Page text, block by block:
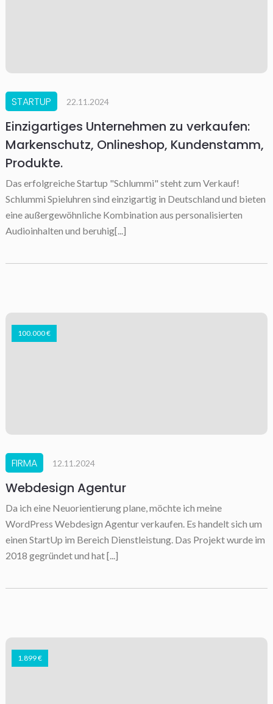
STARTUP 22.11.2024
Einzigartiges Unternehmen zu verkaufen:
Markenschutz, Onlineshop, Kundenstamm,
Produkte.
Das erfolgreiche Startup "Schlummi" steht zum Verkauf!
Schlummi Spieluhren sind einzigartig in Deutschland und bieten
eine außergewöhnliche Kombination aus personalisierten
Audioinhalten und beruhig[...]
100.000 €
FIRMA 12.11.2024
Webdesign Agentur
Da ich eine Neuorientierung plane, möchte ich meine
WordPress Webdesign Agentur verkaufen. Es handelt sich um
einen StartUp im Bereich Dienstleistung. Das Projekt wurde im
2018 gegründet und hat [...]
1.899 €